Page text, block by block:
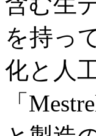
を持っ
化と人
「